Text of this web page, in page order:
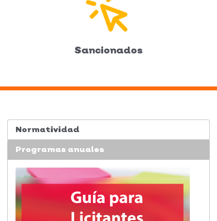
Sancionados
Normatividad
Programas anuales